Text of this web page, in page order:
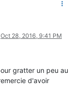
Oct 28, 2016, 9:41 PM
gratter un peu au
d'avoir